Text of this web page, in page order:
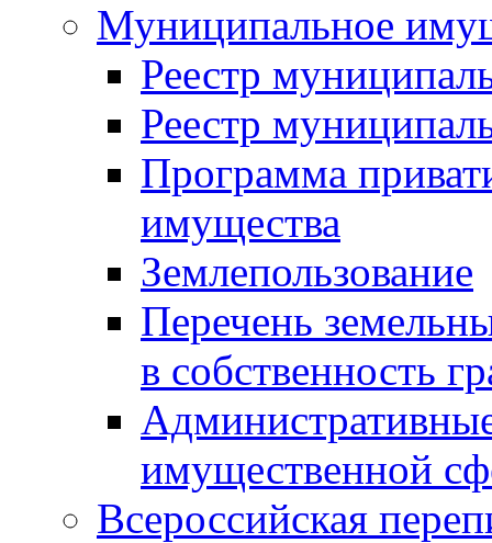
Муниципальное
Реестр
Реестр
Программа
имущества
Землепользование
Перечень
в собственность
имущественной
Всероссийская